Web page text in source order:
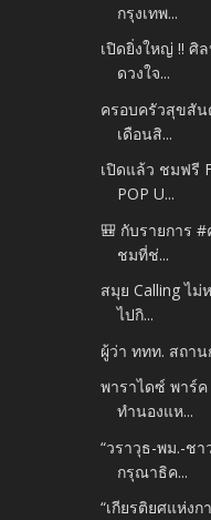
กรุงเทพ...
เปิดยิ่งใหญ่ !! ศิ
ดวงใจ...
ครอบครัวสุขสัน
เดือนสิ...
เปิดแล้ว ชมฟรี
POP U...
🎒 กับรายการ
ชมที่ช่...
สมุย Calling ไ
ไปกิ...
ผู้ว่า ททท. สถา
พาราไดซ์ พาร์
ทำนองแห...
“วราวุธ-พม.-ช
กรุณาธิค...
“เกียรติยศแห่ง